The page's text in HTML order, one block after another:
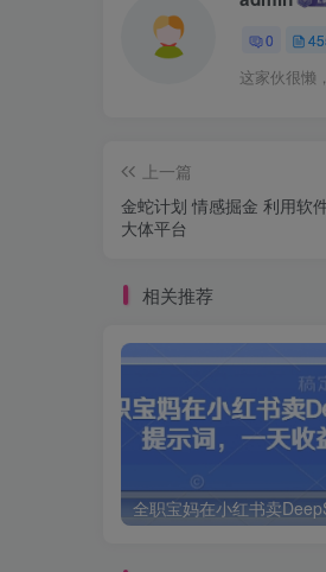
0
这家伙很懒
上一篇
金蛇计划 情感掘金 利用软
大体平台
相关推荐